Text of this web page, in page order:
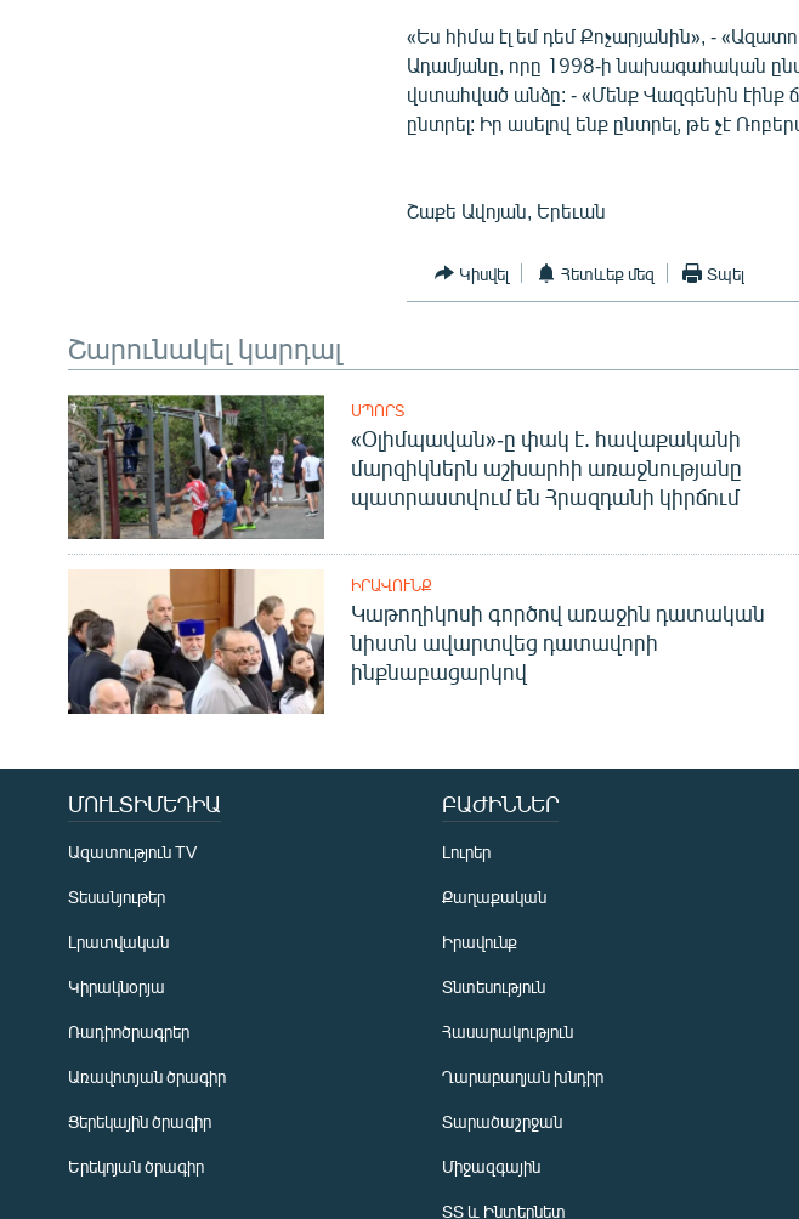
«Ես հիմա էլ եմ դեմ Քոչարյանին», -
Ադամյանը, որը 1998-ի նախագահական
վստահված անձը: - «Մենք Վազգենին էինք
ընտրել: Իր ասելով ենք ընտրել, թե չէ
Շաքե Ավոյան, Երեւան
Կիսվել Հետևեք մեզ Տպել
Շարունակել կարդալ
ՍՊՈՐՏ
«Օլիմպավան»-ը փակ է. հավաքականի
մարզիկներն աշխարհի առաջնությանը
պատրաստվում են Հրազդանի կիրճում
ԻՐԱՎՈՒՆՔ
Կաթողիկոսի գործով առաջին դատական
նիստն ավարտվեց դատավորի
ինքնաբացարկով
ՄՈՒԼՏԻՄԵԴԻԱ
Ազատություն TV
Տեսանյութեր
Լրատվական
Կիրակնօրյա
Ռադիոծրագրեր
Առավոտյան ծրագիր
Ցերեկային ծրագիր
Երեկոյան ծրագիր
ԲԱԺԻՆՆԵՐ
Լուրեր
Քաղաքական
Իրավունք
Տնտեսություն
Հասարակություն
Ղարաբաղյան խնդիր
Տարածաշրջան
Միջազգային
ՏՏ և Ինտերնետ